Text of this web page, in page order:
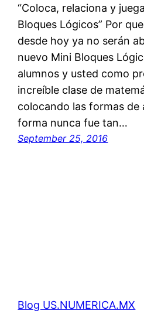
“Coloca, relaciona y
Bloques Lógicos” Por
desde hoy ya no serán
nuevo Mini Bloques
alumnos y usted como
increíble clase de
colocando las formas de
forma nunca fue tan…
September 25, 2016
Blog US.NUMERICA.MX